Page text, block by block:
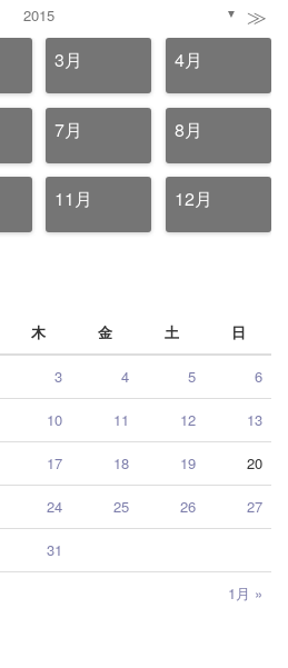
2015 ▼ ≫
3月 4月
7月 8月
11月 12月
木 金 土 日
1月 »
3 4 5 6
10 11 12 13
17 18 19 20
24 25 26 27
31